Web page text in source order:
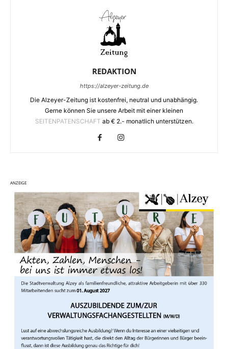
REDAKTION
https://alzeyer-zeitung.de
Die Alzeyer-Zeitung ist kostenfrei, neutral und unabhängig.
Gerne können Sie unsere Arbeit mit einer kleinen
SEITENPATENSCHAFT ab € 2.- monatlich unterstützen.
ANZEIGE